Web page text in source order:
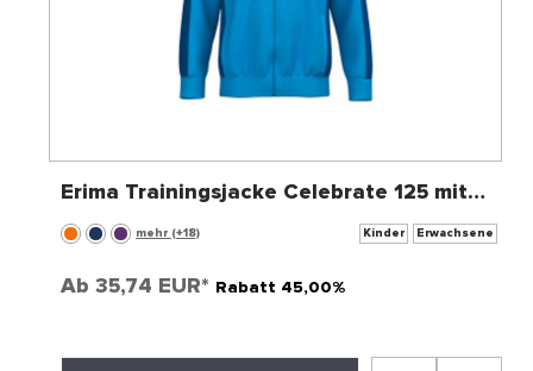
Erima Trainingsjacke Celebrate 125 mit
Kapuze
mehr (+18) Kinder Erwachsene
Ab 35,74 EUR* Rabatt 45,00%